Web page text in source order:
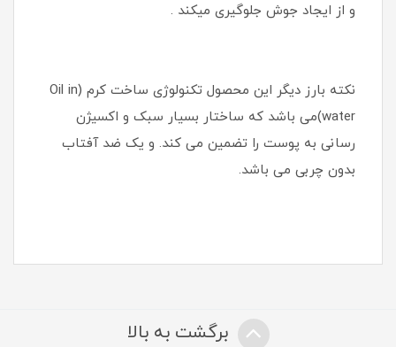
و از ایجاد جوش جلوگیری میکند .
نکته بارز دیگر این محصول تکنولوژی ساخت کرم (Oil in
water)می باشد که ساختار بسیار سبک و اکسیژن
رسانی به پوست را تضمین می کند. و یک ضد آفتاب
بدون چربی می باشد.
برگشت به بالا